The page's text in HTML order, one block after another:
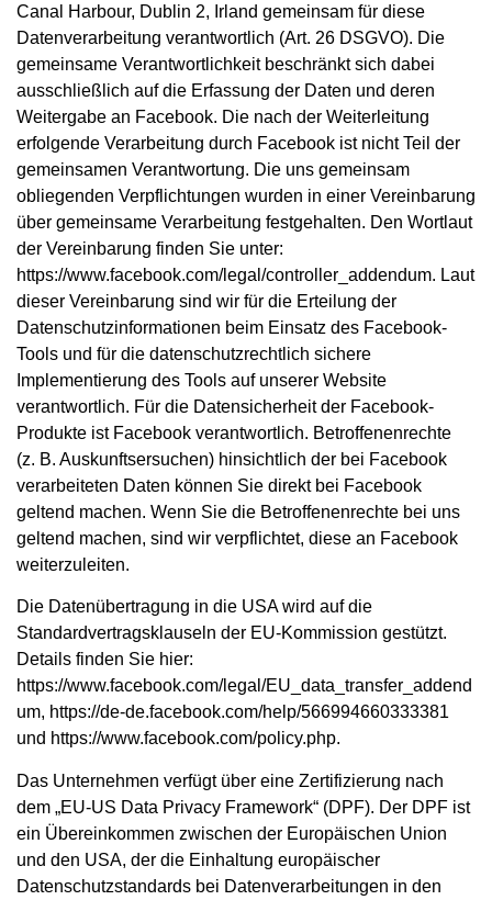
Canal Harbour, Dublin 2, Irland gemeinsam für diese
Datenverarbeitung verantwortlich (Art. 26 DSGVO). Die
gemeinsame Verantwortlichkeit beschränkt sich dabei
ausschließlich auf die Erfassung der Daten und deren
Weitergabe an Facebook. Die nach der Weiterleitung
erfolgende Verarbeitung durch Facebook ist nicht Teil der
gemeinsamen Verantwortung. Die uns gemeinsam
obliegenden Verpflichtungen wurden in einer Vereinbarung
über gemeinsame Verarbeitung festgehalten. Den Wortlaut
der Vereinbarung finden Sie unter:
https://www.facebook.com/legal/controller_addendum. Laut
dieser Vereinbarung sind wir für die Erteilung der
Datenschutzinformationen beim Einsatz des Facebook-
Tools und für die datenschutzrechtlich sichere
Implementierung des Tools auf unserer Website
verantwortlich. Für die Datensicherheit der Facebook-
Produkte ist Facebook verantwortlich. Betroffenenrechte
(z. B. Auskunftsersuchen) hinsichtlich der bei Facebook
verarbeiteten Daten können Sie direkt bei Facebook
geltend machen. Wenn Sie die Betroffenenrechte bei uns
geltend machen, sind wir verpflichtet, diese an Facebook
weiterzuleiten.
Die Datenübertragung in die USA wird auf die
Standardvertragsklauseln der EU-Kommission gestützt.
Details finden Sie hier:
https://www.facebook.com/legal/EU_data_transfer_addend
um, https://de-de.facebook.com/help/566994660333381
und https://www.facebook.com/policy.php.
Das Unternehmen verfügt über eine Zertifizierung nach
dem „EU-US Data Privacy Framework“ (DPF). Der DPF ist
ein Übereinkommen zwischen der Europäischen Union
und den USA, der die Einhaltung europäischer
Datenschutzstandards bei Datenverarbeitungen in den